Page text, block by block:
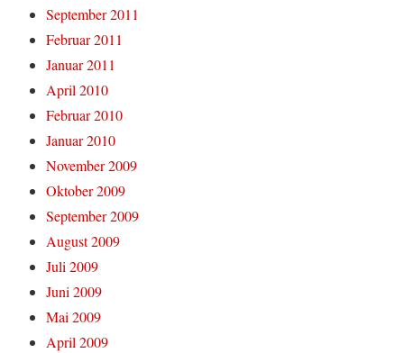
September 2011
Februar 2011
Januar 2011
April 2010
Februar 2010
Januar 2010
November 2009
Oktober 2009
September 2009
August 2009
Juli 2009
Juni 2009
Mai 2009
April 2009